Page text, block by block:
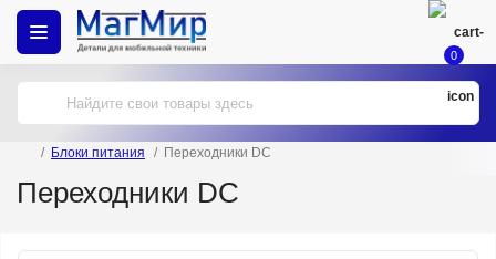
0
Блоки питания Переходники DC
Переходники DC